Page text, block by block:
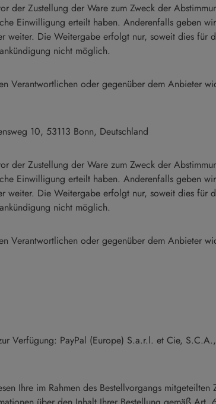
Zustellung der Ware zum Zweck der
Einwilligung erteilt haben. Anderenfalls geben
Die Weitergabe erfolgt nur, soweit dies für
nicht möglich.
Verantwortlichen oder gegenüber dem Anbieter
10, 53113 Bonn, Deutschland
Zustellung der Ware zum Zweck der
Einwilligung erteilt haben. Anderenfalls geben
Die Weitergabe erfolgt nur, soweit dies für
nicht möglich.
Verantwortlichen oder gegenüber dem Anbieter
Verfügung: PayPal (Europe) S.a.r.l. et Cie,
Ihre im Rahmen des Bestellvorgangs mitgeteilten